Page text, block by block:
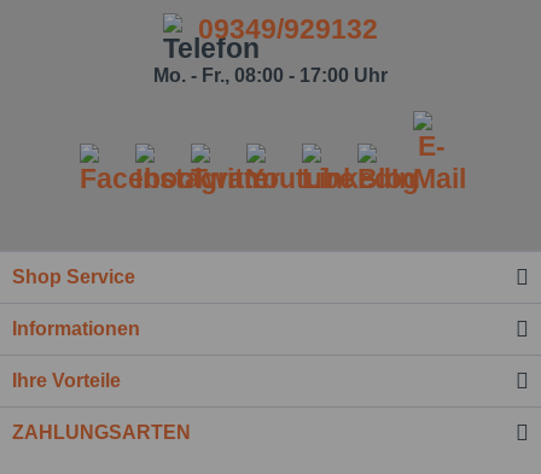
Felder mit * sind Pflichtfelder.
Nachricht senden
09349/929132
Mo. - Fr., 08:00 - 17:00 Uhr
Shop Service
Informationen
Ihre Vorteile
ZAHLUNGSARTEN